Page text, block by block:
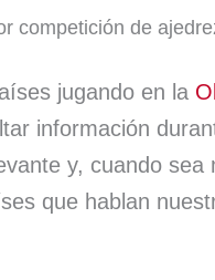
u
k
y
r
d
s
m
a
r
t
competición de
jugando en la
información
y, cuando
que hablan